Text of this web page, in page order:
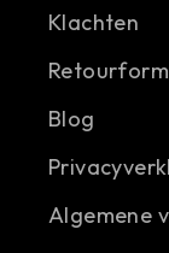
Klachten
Blog
Algemene